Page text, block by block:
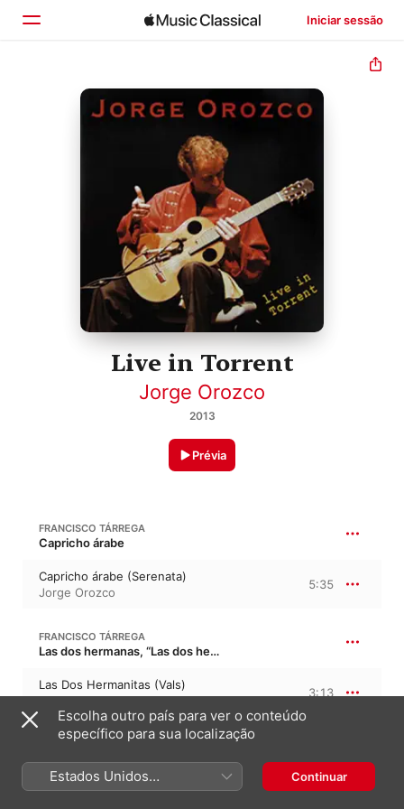
Iniciar sessão
Início
Live in Torrent
Jorge Orozco
2013
Prévia
FRANCISCO TÁRREGA
Capricho árabe
Capricho árabe (Serenata)
Jorge Orozco
5:35
FRANCISCO TÁRREGA
Las dos hermanas, “Las dos hermanitas”
Las Dos Hermanitas (Vals)
Jorge Orozco
3:13
A Mí, Qué (Chotis)
Escolha outro país para ver o conteúdo
específico para sua localização
Estados Unidos
(Português Brasil)
Continuar